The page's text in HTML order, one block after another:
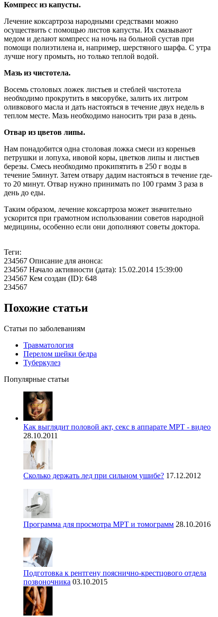
Компресс из капусты.
Лечение коксартроза народными средствами можно
осуществить с помощью листов капусты. Их смазывают
медом и делают компресс на ночь на больной сустав при
помощи полиэтилена и, например, шерстяного шарфа. С утра
лучше ногу промыть, но только теплой водой.
Мазь из чистотела.
Восемь столовых ложек листьев и стеблей чистотела
необходимо прокрутить в мясорубке, залить их литром
оливкового масла и дать настояться в течение двух недель в
теплом месте. Мазь необходимо наносить три раза в день.
Отвар из цветов липы.
Нам понадобится одна столовая ложка смеси из кореньев
петрушки и лопуха, ивовой коры, цветков липы и листьев
березы. Смесь необходимо прокипятить в 250 г воды в
течение 5минут. Затем отвару дадим настояться в течение где-
то 20 минут. Отвар нужно принимать по 100 грамм 3 раза в
день до еды.
Таким образом, лечение коксартроза может значительно
ускорится при грамотном использовании советов народной
медицины, особенно если они дополняют советы доктора.
Теги:
234567 Описание для анонса:
234567 Начало активности (дата): 15.02.2014 15:39:00
234567 Кем создан (ID): 648
234567
Похожие статьи
Статьи по заболеваниям
Травматология
Перелом шейки бедра
Туберкулез
Популярные статьи
Как выглядит половой акт, секс в аппарате МРТ - видео
28.10.2011
Сколько держать лед при сильном ушибе? 17.12.2012
Программа для просмотра МРТ и томограмм 28.10.2016
Подготовка к рентгену пояснично-крестцового отдела
позвоночника 03.10.2015